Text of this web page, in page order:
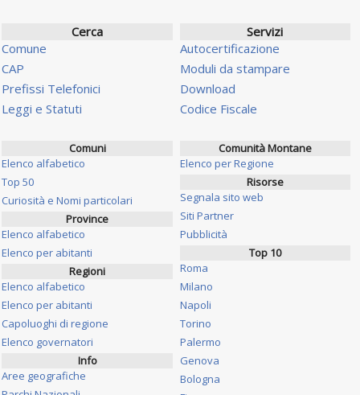
Cerca
Comune
CAP
Prefissi Telefonici
Leggi e Statuti
Servizi
Autocertificazione
Moduli da stampare
Download
Codice Fiscale
Comuni
Elenco alfabetico
Top 50
Curiosità e Nomi particolari
Province
Elenco alfabetico
Elenco per abitanti
Regioni
Elenco alfabetico
Elenco per abitanti
Capoluoghi di regione
Elenco governatori
Info
Aree geografiche
Comunità Montane
Elenco per Regione
Risorse
Segnala sito web
Siti Partner
Pubblicità
Top 10
Roma
Milano
Napoli
Torino
Palermo
Genova
Bologna